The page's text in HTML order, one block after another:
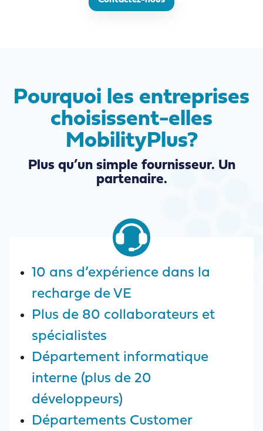
Pourquoi les entreprises
choisissent-elles
MobilityPlus?
Plus qu’un simple fournisseur. Un
partenaire.
10 ans d’expérience dans la
recharge de VE
Plus de 80 collaborateurs et
spécialistes
Département informatique
interne (plus de 20
développeurs)
Départements Customer